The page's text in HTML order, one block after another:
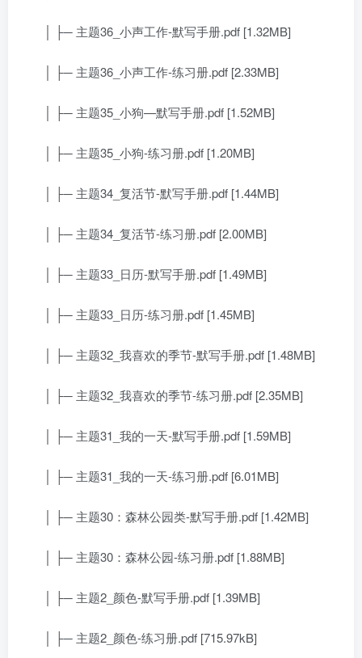
│ ├─ 主题36_小声工作-默写手册.pdf [1.32MB]
│ ├─ 主题36_小声工作-练习册.pdf [2.33MB]
│ ├─ 主题35_小狗—默写手册.pdf [1.52MB]
│ ├─ 主题35_小狗-练习册.pdf [1.20MB]
│ ├─ 主题34_复活节-默写手册.pdf [1.44MB]
│ ├─ 主题34_复活节-练习册.pdf [2.00MB]
│ ├─ 主题33_日历-默写手册.pdf [1.49MB]
│ ├─ 主题33_日历-练习册.pdf [1.45MB]
│ ├─ 主题32_我喜欢的季节-默写手册.pdf [1.48MB]
│ ├─ 主题32_我喜欢的季节-练习册.pdf [2.35MB]
│ ├─ 主题31_我的一天-默写手册.pdf [1.59MB]
│ ├─ 主题31_我的一天-练习册.pdf [6.01MB]
│ ├─ 主题30：森林公园类-默写手册.pdf [1.42MB]
│ ├─ 主题30：森林公园-练习册.pdf [1.88MB]
│ ├─ 主题2_颜色-默写手册.pdf [1.39MB]
│ ├─ 主题2_颜色-练习册.pdf [715.97kB]